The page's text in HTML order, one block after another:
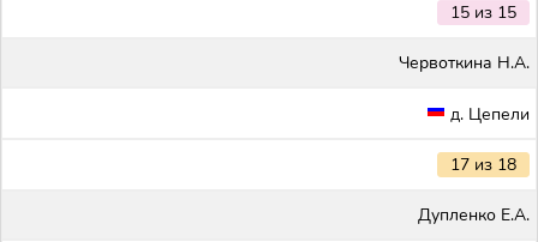
15 из 15
Червоткина Н.А.
д. Цепели
17 из 18
Дупленко Е.А.